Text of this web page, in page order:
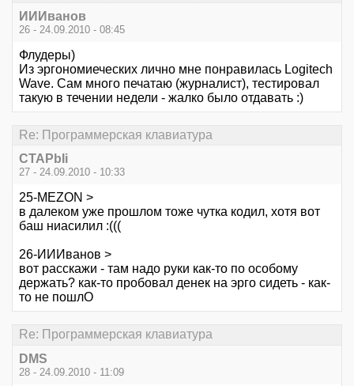
ИИИванов
26 - 24.09.2010 - 08:45
Флудеры)
Из эргономиеческих лично мне понравилась Logitech
Wave. Сам много печатаю (журналист), тестировал
такую в течении недели - жалко было отдавать :)
Re: Программерская клавиатура
CTAPbIi
27 - 24.09.2010 - 10:33
25-MEZON >
в далеком уже прошлом тоже чутка кодил, хотя вот
баш ниасилил :(((
26-ИИИванов >
вот расскажи - там надо руки как-то по особому
держать? как-то пробовал денек на эрго сидеть - как-
то не пошлО
Re: Программерская клавиатура
DMS
28 - 24.09.2010 - 11:09